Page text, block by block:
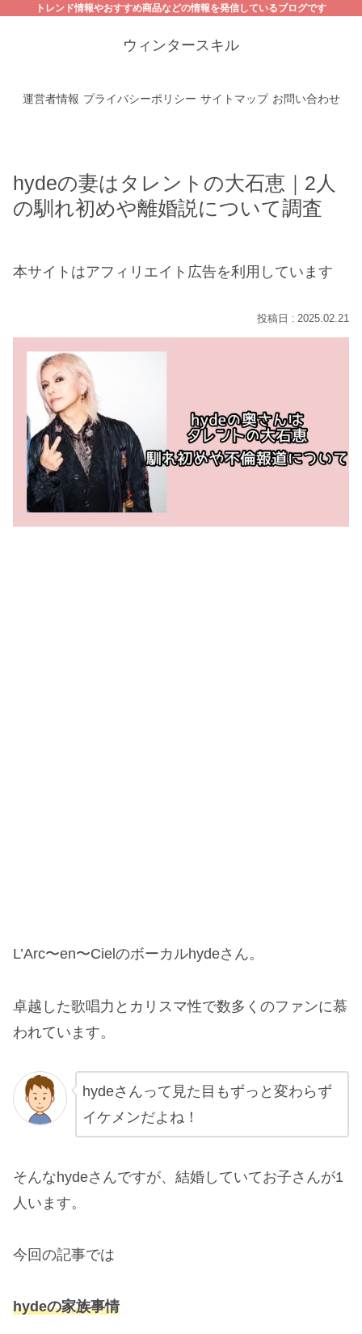
ウィンタースキル
トレンド情報やおすすめ商品などの情報を発信しているブログです
運営者情報 プライバシーポリシー サイトマップ お問い合わせ
hydeの妻はタレントの大石恵｜2人
の馴れ初めや離婚説について調査
本サイトはアフィリエイト広告を利用しています
2025.02.21
L’Arc〜en〜Cielのボーカルhydeさん。
卓越した歌唱力とカリスマ性で数多くのファンに慕
われています。
hydeさんって見た目もずっと変わらず
イケメンだよね！
そんなhydeさんですが、結婚していてお子さんが1
人います。
今回の記事では
hydeの家族事情